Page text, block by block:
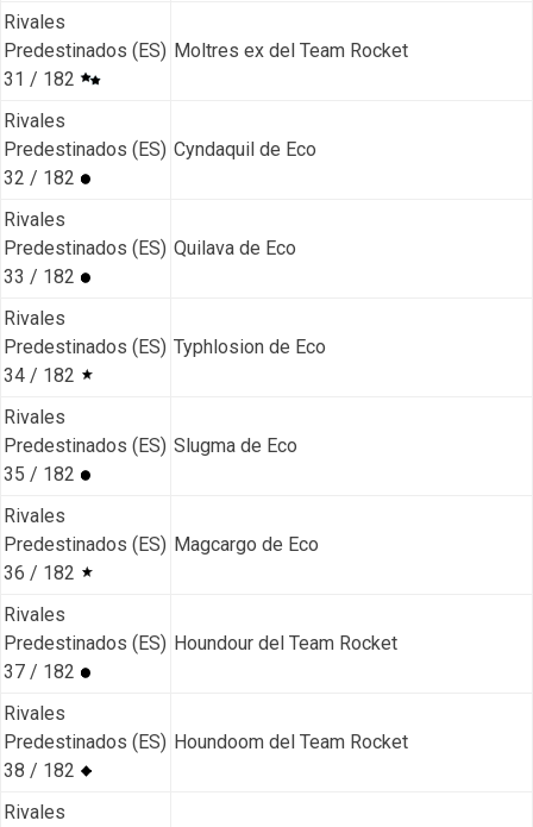
Rivales
Predestinados (ES)
31 / 182
Moltres ex del Team Rocket
Rivales
Predestinados (ES)
32 / 182
Cyndaquil de Eco
Rivales
Predestinados (ES)
33 / 182
Quilava de Eco
Rivales
Predestinados (ES)
34 / 182
Typhlosion de Eco
Rivales
Predestinados (ES)
35 / 182
Slugma de Eco
Rivales
Predestinados (ES)
36 / 182
Magcargo de Eco
Rivales
Predestinados (ES)
37 / 182
Houndour del Team Rocket
Rivales
Predestinados (ES)
38 / 182
Houndoom del Team Rocket
Rivales